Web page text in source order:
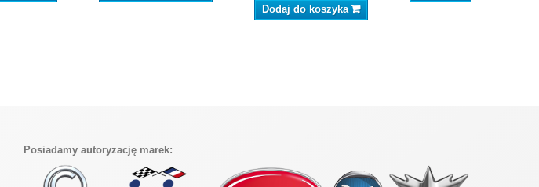
Dodaj do koszyka
Posiadamy autoryzację marek: